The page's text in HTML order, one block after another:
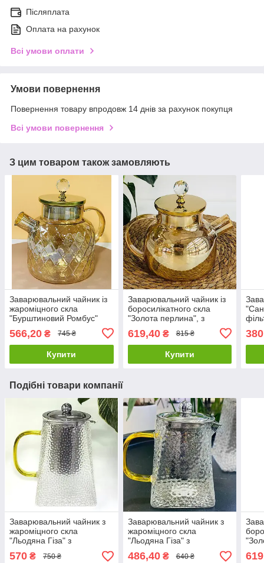
Післяплата
Оплата на рахунок
Всі умови оплати
Умови повернення
Повернення товару впродовж 14 днів за рахунок покупця
Всі умови повернення
З цим товаром також замовляють
Заварювальний чайник із
жароміцного скла
"Бурштиновий Ромбус"
566,20 ₴ 745 ₴
Купити
Заварювальний чайник із
боросилікатного скла
"Золота перлина", з
619,40₴ 815 ₴
Купити
380
Подібні товари компанії
Заварювальний чайник з
жароміцного скла
"Льодяна Гіза" з
металевим ситечком 950
570 ₴ 750 ₴
Заварювальний чайник з
жароміцного скла
"Льодяна Гіза" з
металевим ситечком
486,40₴ 640 ₴